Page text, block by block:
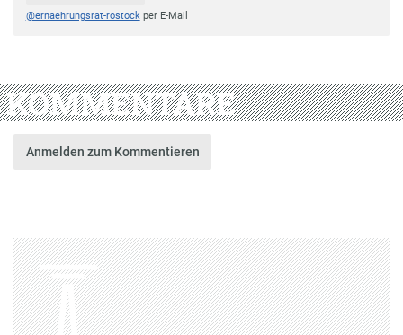
@ernaehrungsrat-rostockper E-Mail
KOMMENTARE
Anmelden zum Kommentieren